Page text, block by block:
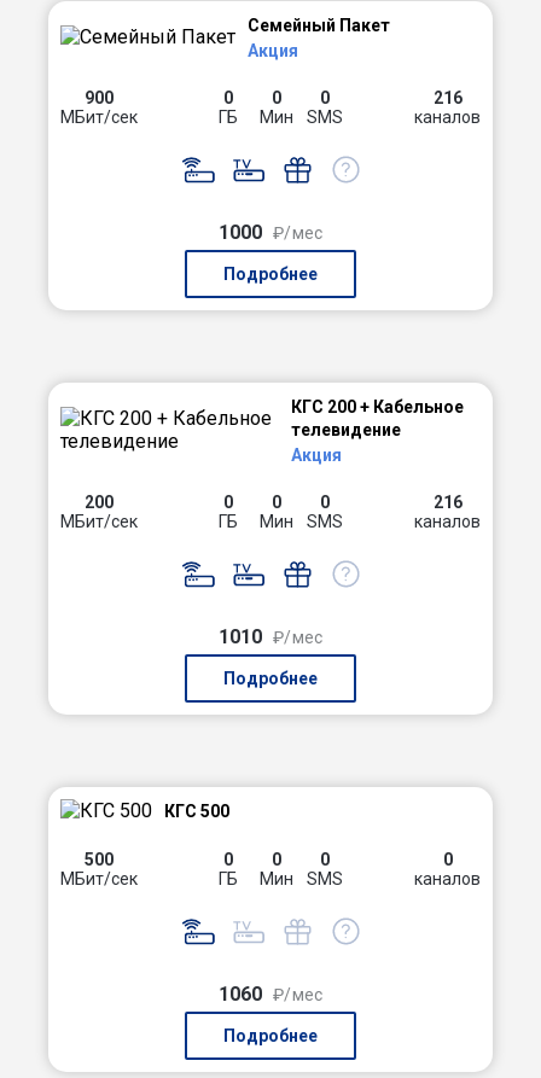
Семейный Пакет
Акция
900
МБит/сек
0
ГБ
0
Мин
0
SMS
216
каналов
1000 ₽/мес
Подробнее
КГС 200 + Кабельное
телевидение
Акция
200
МБит/сек
0
ГБ
0
Мин
0
SMS
216
каналов
1010 ₽/мес
Подробнее
КГС 500
500
МБит/сек
0
ГБ
0
Мин
0
SMS
0
каналов
1060 ₽/мес
Подробнее